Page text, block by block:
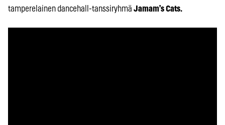
tamperelainen dancehall-tanssiryhmä Jamam’s Cats.